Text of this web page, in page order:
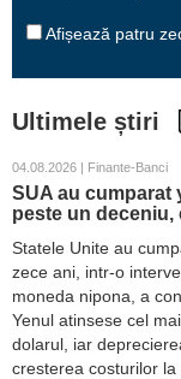
Afișează patru
Ultimele știri
04.08.2026 | Finante-Banci
SUA au cumparat
peste un deceniu,
Statele Unite au
zece ani, intr-o
moneda nipona, a
Yenul atinsese cel
dolarul, iar
cresterea costurilor la